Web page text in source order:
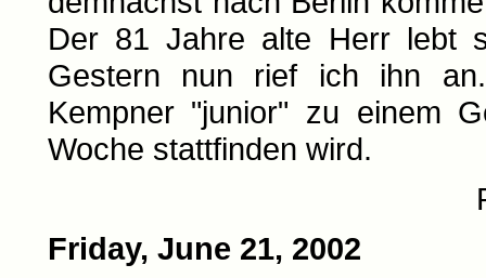
Der 81 Jahre alte Herr lebt
Gestern nun rief ich ihn
Kempner "junior" zu einem
Woche stattfinden wird.
Friday, June 21, 2002